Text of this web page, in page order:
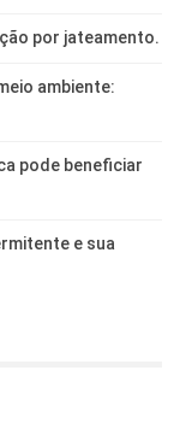
por jateamento.
ambiente:
pode beneficiar
e sua